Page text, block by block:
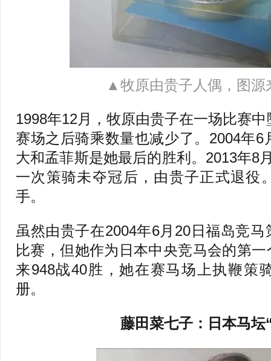
▲牧原由贵子人偶，图源
1998年12月，牧原由贵子在一场比赛
赛场之后骑乘数量也减少了。2004年6
大和孟菲斯是她最后的胜利。2013年8
一次策骑未夺冠后，由贵子正式退役
手。
虽然由贵子在2004年6月20日福岛竞
比赛，但她作为日本中央竞马会的第
来948战40胜，她在赛马场上执鞭策
册。
藤田菜七子：日本马坛